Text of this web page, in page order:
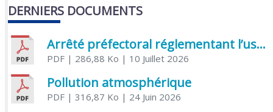
DERNIERS DOCUMENTS
Arrêté préfectoral réglementant l’usage de l’eau
PDF| 286,88 Ko | 10 Juillet 2026
Pollution atmosphérique
PDF| 316,87 Ko | 24 Juin 2026